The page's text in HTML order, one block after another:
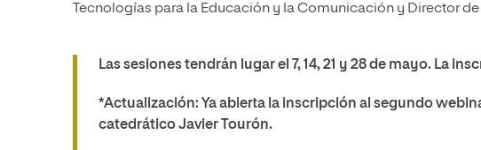
Tecnologías para la Educación y la Comunicación y Director
Las sesiones tendrán lugar el 7, 14, 21 y 28 de mayo. La
*Actualización: Ya abierta la inscripción al segundo
catedrático Javier Tourón.